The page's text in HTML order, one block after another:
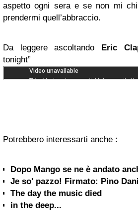
aspetto ogni sera e se non mi
prendermi quell’abbraccio.
Da leggere ascoltando Eric
tonight”
Potrebbero interessarti anche :
Dopo Mango se ne è andato
Je so' pazzo! Firmato: Pino
The day the music died
in the deep...